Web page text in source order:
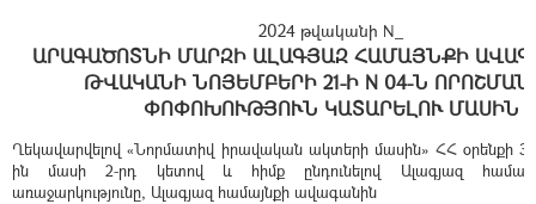
2024 թվականի N_
ԱՐԱԳԱԾՈՏՆԻ ՄԱՐԶԻ ԱԼԱԳՅԱԶ ՀԱՄԱՅՆՔԻ
ԹՎԱԿԱՆԻ ՆՈՅԵՄԲԵՐԻ 21-Ի N 04-Ն
ՓՈՓՈԽՈՒԹՅՈՒՆ ԿԱՏԱՐԵԼՈՒ ՄԱՍԻՆ
Ղեկավարվելով «Նորմատիվ իրավական ակտերի մասին» ՀՀ օրենքի
ին մասի 2-րդ կետով և հիմք ընդունելով Ալագյազ
առաջարկությունը, Ալագյազ համայնքի ավագանին